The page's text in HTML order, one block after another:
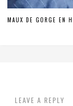
MAUX DE GORGE EN
LEAVE A REPLY